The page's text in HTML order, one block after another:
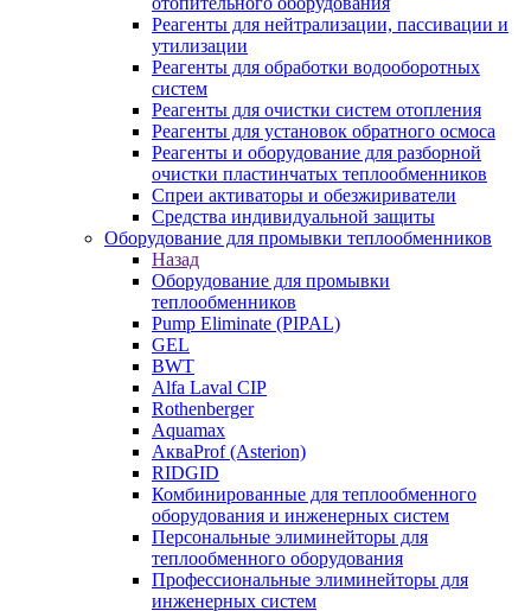
Реагенты для нейтрализации, пассивации и
утилизации
Реагенты для обработки водооборотных
систем
Реагенты для очистки систем отопления
Реагенты для установок обратного осмоса
Реагенты и оборудование для разборной
очистки пластинчатых теплообменников
Спреи активаторы и обезжириватели
Средства индивидуальной защиты
Оборудование для промывки теплообменников
Назад
Оборудование для промывки
теплообменников
Pump Eliminate (PIPAL)
GEL
BWT
Alfa Laval CIP
Rothenberger
Aquamax
АкваProf (Asterion)
RIDGID
Комбинированные для теплообменного
оборудования и инженерных систем
Персональные элиминейторы для
теплообменного оборудования
Профессиональные элиминейторы для
инженерных систем